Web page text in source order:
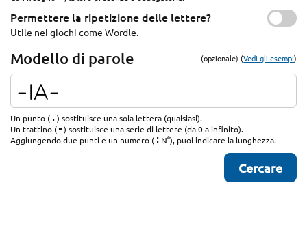
Permettere la ripetizione delle lettere?
Utile nei giochi come Wordle.
Modello di parole (opzionale) (Vedi gli esempi)
Un punto (.) sostituisce una sola lettera (qualsiasi).
Un trattino (-) sostituisce una serie di lettere (da 0 a infinito).
Aggiungendo due punti e un numero (: N°), puoi indicare la lunghezza.